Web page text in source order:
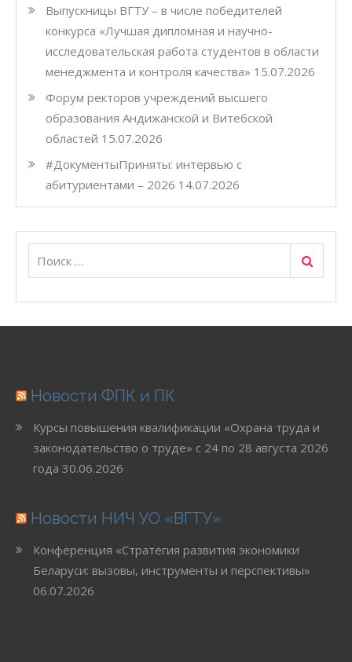
Выпускницы ВГТУ – в числе победителей
конкурса «Лучшая дипломная и научно-
исследовательская работа студентов в области
менеджмента и контроля качества» 15.07.2026
Форум ректоров учреждений высшего
образования Андижанской и Витебской
областей 15.07.2026
#ДокументыПриняты: интервью с
абитуриентами – 2026 14.07.2026
Поиск
Новости ФПК и ПК
Курсы повышения квалификации «Охрана труда и
законодательство о труде» с 24 по 28 августа 2026
года 30.06.2026
Новости НИЧ УО «ВГТУ»
Конференция «Стратегия развития экономики
Беларуси: вызовы, инструменты и перспективы»
06.07.2026